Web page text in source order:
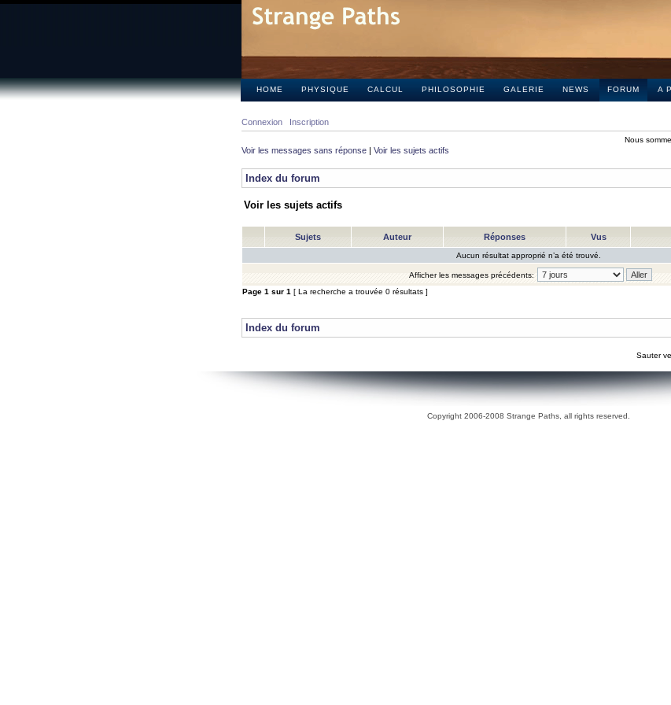
HOME PHYSIQUE CALCUL PHILOSOPHIE GALERIE NEWS FORUM A
Connexion Inscription
Nous
Voir les messages sans réponse | Voir les sujets actifs
Index du forum
Voir les sujets actifs
Sujets Auteur Réponses Vus
Aucun résultat approprié n’a été trouvé.
Afficher les messages précédents:
Page 1 sur 1 [ La recherche a trouvée 0 résultats ]
Index du forum
Sauter
Copyright 2006-2008 Strange Paths, all rights reserved.